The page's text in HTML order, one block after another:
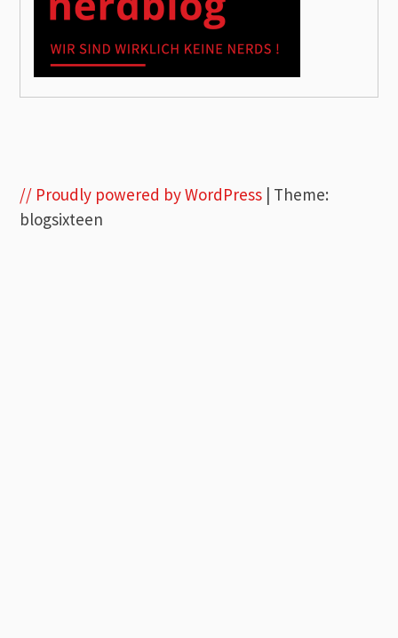
// Proudly powered by WordPress | Theme:
blogsixteen